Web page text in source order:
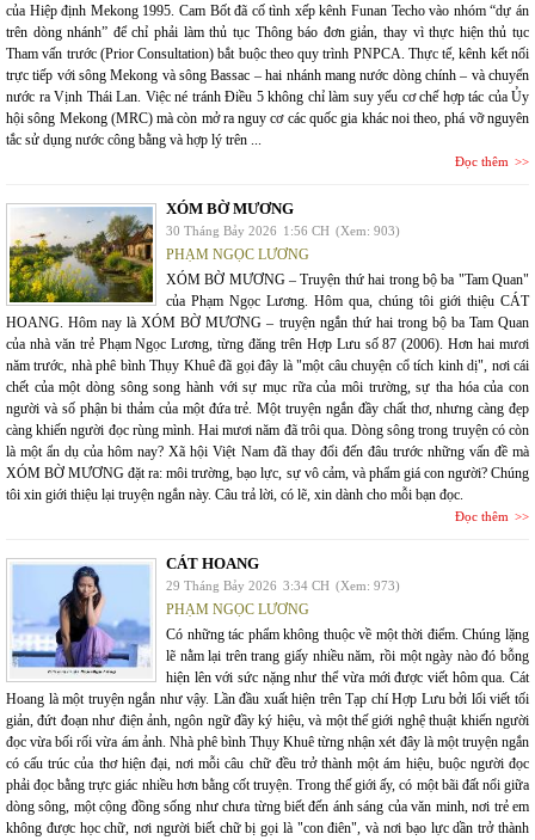
của Hiệp định Mekong 1995. Cam Bốt đã cố tình xếp kênh Funan Techo vào nhóm “dự án
trên dòng nhánh” để chỉ phải làm thủ tục Thông báo đơn giản, thay vì thực hiện thủ tục
Tham vấn trước (Prior Consultation) bắt buộc theo quy trình PNPCA. Thực tế, kênh kết nối
trực tiếp với sông Mekong và sông Bassac – hai nhánh mang nước dòng chính – và chuyển
nước ra Vịnh Thái Lan. Việc né tránh Điều 5 không chỉ làm suy yếu cơ chế hợp tác của Ủy
hội sông Mekong (MRC) mà còn mở ra nguy cơ các quốc gia khác noi theo, phá vỡ nguyên
tắc sử dụng nước công bằng và hợp lý trên ...
Đọc thêm
XÓM BỜ MƯƠNG
30 Tháng Bảy 2026 1:56 CH (Xem: 903)
PHẠM NGỌC LƯƠNG
XÓM BỜ MƯƠNG – Truyện thứ hai trong bộ ba "Tam Quan"
của Phạm Ngọc Lương. Hôm qua, chúng tôi giới thiệu CÁT
HOANG. Hôm nay là XÓM BỜ MƯƠNG – truyện ngắn thứ hai trong bộ ba Tam Quan
của nhà văn trẻ Phạm Ngọc Lương, từng đăng trên Hợp Lưu số 87 (2006). Hơn hai mươi
năm trước, nhà phê bình Thụy Khuê đã gọi đây là "một câu chuyện cổ tích kinh dị", nơi cái
chết của một dòng sông song hành với sự mục rữa của môi trường, sự tha hóa của con
người và số phận bi thảm của một đứa trẻ. Một truyện ngắn đầy chất thơ, nhưng càng đẹp
càng khiến người đọc rùng mình. Hai mươi năm đã trôi qua. Dòng sông trong truyện có còn
là một ẩn dụ của hôm nay? Xã hội Việt Nam đã thay đổi đến đâu trước những vấn đề mà
XÓM BỜ MƯƠNG đặt ra: môi trường, bạo lực, sự vô cảm, và phẩm giá con người? Chúng
tôi xin giới thiệu lại truyện ngắn này. Câu trả lời, có lẽ, xin dành cho mỗi bạn đọc.
Đọc thêm
CÁT HOANG
29 Tháng Bảy 2026 3:34 CH (Xem: 973)
PHẠM NGỌC LƯƠNG
Có những tác phẩm không thuộc về một thời điểm. Chúng lặng
lẽ nằm lại trên trang giấy nhiều năm, rồi một ngày nào đó bỗng
hiện lên với sức nặng như thể vừa mới được viết hôm qua. Cát
Hoang là một truyện ngắn như vậy. Lần đầu xuất hiện trên Tạp chí Hợp Lưu bởi lối viết tối
giản, đứt đoạn như điện ảnh, ngôn ngữ đầy ký hiệu, và một thế giới nghệ thuật khiến người
đọc vừa bối rối vừa ám ảnh. Nhà phê bình Thụy Khuê từng nhận xét đây là một truyện ngắn
có cấu trúc của thơ hiện đại, nơi mỗi câu chữ đều trở thành một ám hiệu, buộc người đọc
phải đọc bằng trực giác nhiều hơn bằng cốt truyện. Trong thế giới ấy, có một bãi đất nổi giữa
dòng sông, một cộng đồng sống như chưa từng biết đến ánh sáng của văn minh, nơi trẻ em
không được học chữ, nơi người biết chữ bị gọi là "con điên", và nơi bạo lực dần trở thành